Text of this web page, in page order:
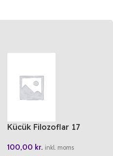
Kücük Filozoflar 17
Gergedani
100,00 kr. inkl. moms